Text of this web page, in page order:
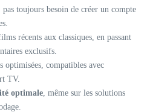
pas toujours besoin de créer un compte
récents aux classiques, en passant
exclusifs.
optimisées, compatibles avec
TV.
optimale, même sur les solutions